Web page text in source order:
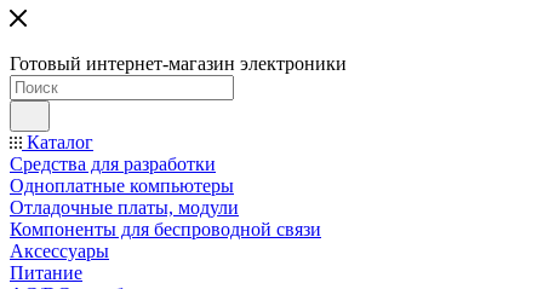
Готовый интернет-магазин электроники
Каталог
Средства для разработки
Одноплатные компьютеры
Отладочные платы, модули
Компоненты для беспроводной связи
Аксессуары
Питание